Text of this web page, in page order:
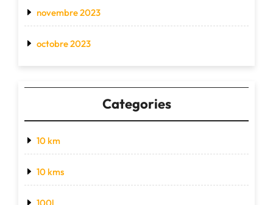
novembre 2023
octobre 2023
Categories
10 km
10 kms